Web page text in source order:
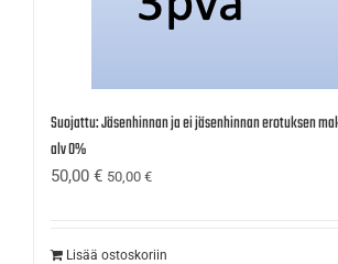
Suojattu: Jäsenhinnan ja ei jäsenhinnan erotuksen
alv 0%
50,00 € 50,00 €
Lisää ostoskoriin